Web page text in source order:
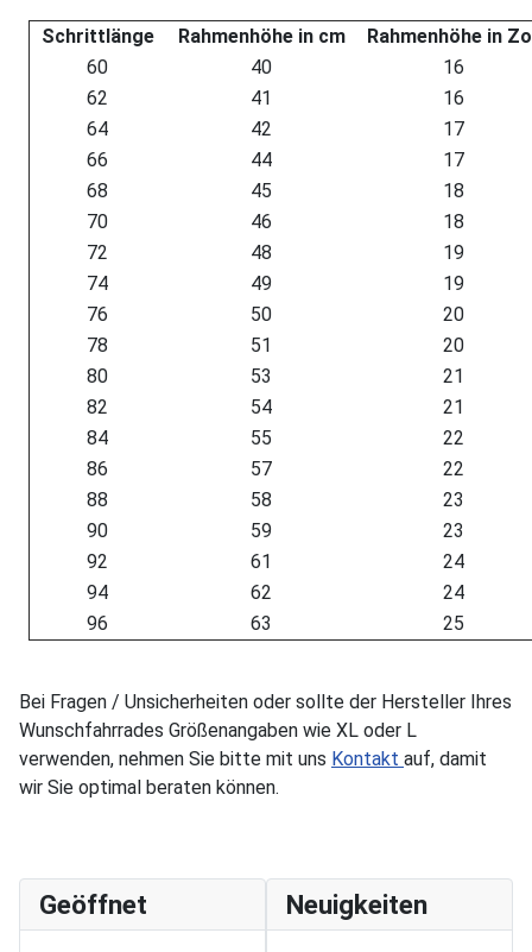
Schrittlänge Rahmenhöhe in cm
Rahmenhöhe in
60
40
16
62
41
16
64
42
17
66
44
17
68
45
18
70
46
18
72
48
19
74
49
19
76
50
20
78
51
20
80
53
21
82
54
21
84
55
22
86
57
22
88
58
23
90
59
23
92
61
24
94
62
24
96
63 25
Bei Fragen / Unsicherheiten oder sollte der Hersteller Ihres
Wunschfahrrades Größenangaben wie XL oder L
verwenden, nehmen Sie bitte mit uns Kontakt auf, damit
wir Sie optimal beraten können.
Geöffnet Neuigkeiten